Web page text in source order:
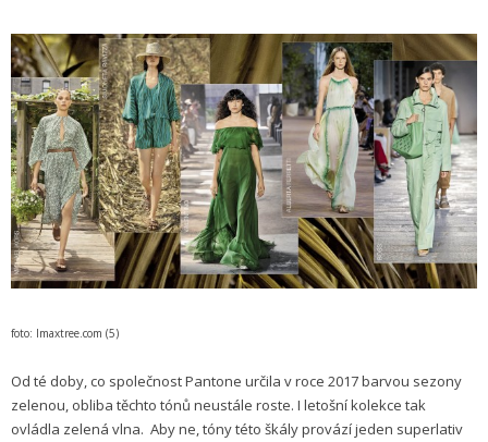
foto: Imaxtree.com (5)
Od té doby, co společnost Pantone určila v roce 2017 barvou sezony
zelenou, obliba těchto tónů neustále roste. I letošní kolekce tak
ovládla zelená vlna. Aby ne, tóny této škály provází jeden superlativ